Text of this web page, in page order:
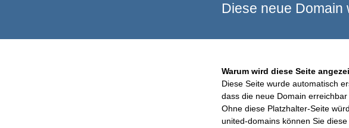
Diese neue Domain
Warum wird diese Seite
Diese Seite wurde automatisch
dass die neue Domain erreichbar
Ohne diese Platzhalter-Seite
united-domains können Sie